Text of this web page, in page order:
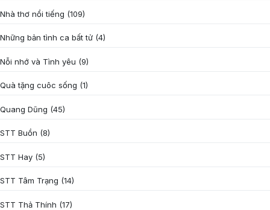
Nhà thơ nổi tiếng (109)
Những bản tình ca bất tử (4)
Nỗi nhớ và Tình yêu (9)
Quà tặng cuôc sống (1)
Quang Dũng (45)
STT Buồn (8)
STT Hay (5)
STT Tâm Trạng (14)
STT Thả Thính (17)